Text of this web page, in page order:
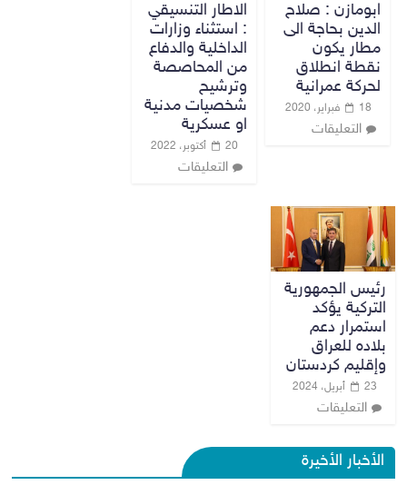
ابومازن : صلاح
الدين بحاجة الى
مطار يكون
نقطة انطلاق
لحركة عمرانية
18 فبراير، 2020
التعليقات
الاطار التنسيقي
: استثناء وزارات
الداخلية والدفاع
من المحاصصة
وترشيح
شخصيات مدنية
او عسكرية
20 أكتوبر، 2022
التعليقات
‎رئيس الجمهورية
التركية يؤكد
استمرار دعم
بلاده للعراق
وإقليم كردستان
23 أبريل، 2024
التعليقات
الأخبار الأخيرة